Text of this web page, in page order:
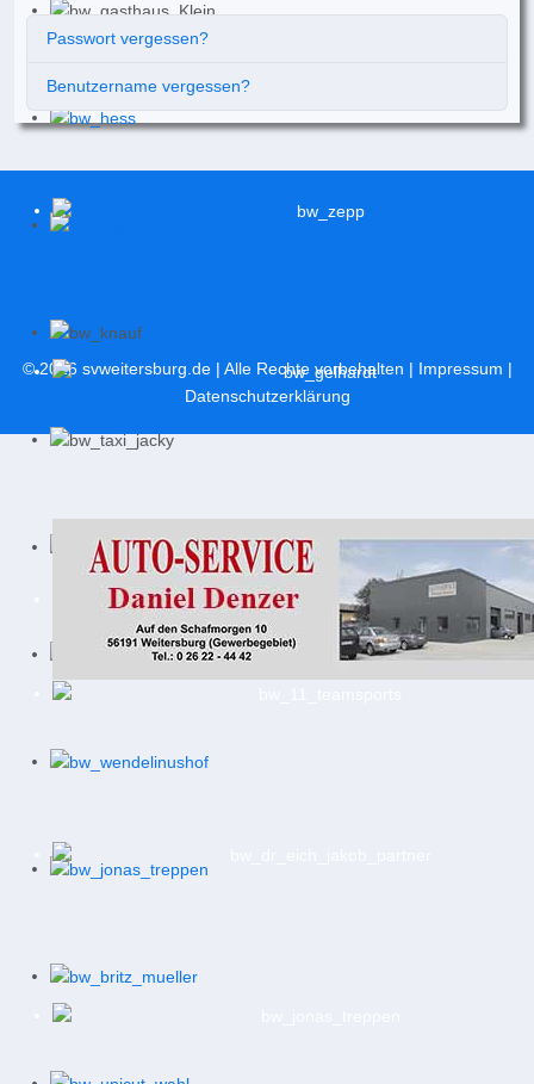
Passwort vergessen?
Benutzername vergessen?
© 2026 svweitersburg.de| Alle Rechte vorbehalten | Impressum |
Datenschutzerklärung